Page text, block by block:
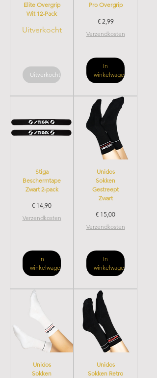
Elite Overgrip
Wit 12-Pack
Uitverkocht
Uitverkocht
Pro Overgrip
Prijs
€ 2,99
Verzendkosten
In
winkelwagen
Stiga
Beschermtape
Zwart 2-pack
Prijs
€ 14,90
Verzendkosten
In
winkelwagen
Unidos
Sokken
Gestreept
Zwart
Prijs
€ 15,00
Verzendkosten
In
winkelwagen
Unidos
Sokken
Unidos
Sokken Retro